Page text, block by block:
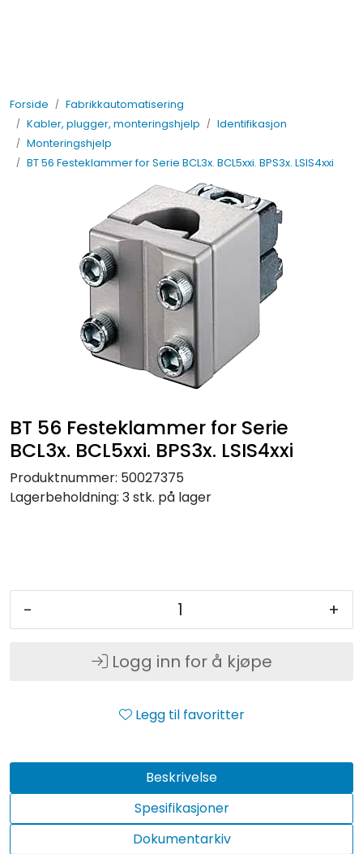
Forside
Fabrikkautomatisering
Kabler, plugger, monteringshjelp
Identifikasjon
Monteringshjelp
BT 56 Festeklammer for Serie BCL3x. BCL5xxi. BPS3x. LSIS4xxi
BT 56 Festeklammer for Serie
BCL3x. BCL5xxi. BPS3x. LSIS4xxi
Produktnummer: 50027375
Lagerbeholdning: 3 stk. på lager
- +
Logg inn for å kjøpe
Legg til favoritter
Beskrivelse
Spesifikasjoner
Dokumentarkiv
Fabrikkautomatisering
Prosessautomatisering
Nytt og Nyttig